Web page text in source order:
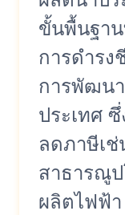
ขั้นพื้นฐา
การดำรง
การพัฒนา
ประเทศ
ลดภาษีเช่
สาธารณู
ผลิตไฟฟ้